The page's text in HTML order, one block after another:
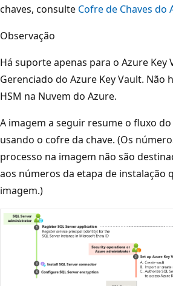
chaves, consulte Cofre de Chaves do
Observação
Há suporte apenas para o Azure Key
Gerenciado do Azure Key Vault. Não
HSM na Nuvem do Azure.
A imagem a seguir resume o fluxo do
usando o cofre da chave. (Os
processo na imagem não são
aos números da etapa de instalação
imagem.)